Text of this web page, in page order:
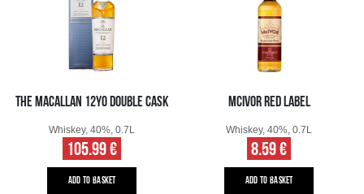
THE MACALLAN 12YO DOUBLE CASK
Whiskey, 40%, 0.7L
105.99 €
ADD TO BASKET
MCIVOR RED LABEL
Whiskey, 40%, 0.7L
8.59 €
ADD TO BASKET